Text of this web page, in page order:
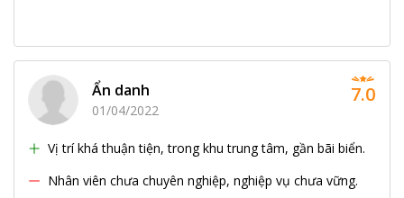
Ẩn danh
01/04/2022
Vị trí khá thuận tiện, trong khu trung tâm, gần bãi biển.
Nhân viên chưa chuyên nghiệp, nghiệp vụ chưa vững.
7.0